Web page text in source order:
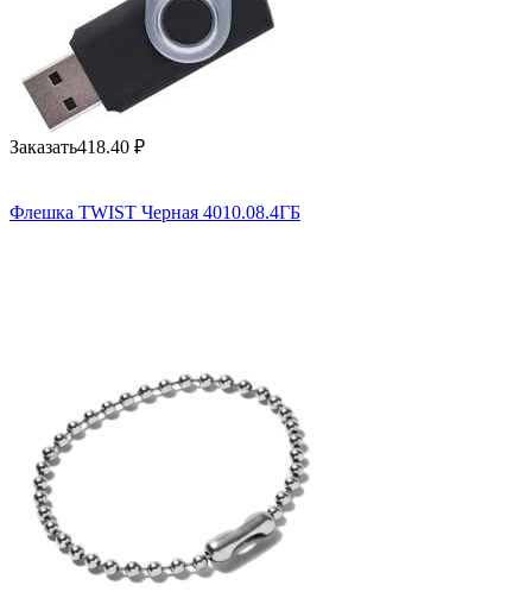
Заказать418.40 ₽
Флешка TWIST Черная 4010.08.4ГБ